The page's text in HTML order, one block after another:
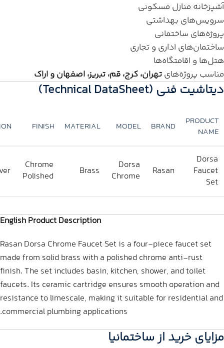
آشپزخانه منازل مسکونی
سرویس‌های بهداشتی
پروژه‌های ساختمانی
ساختمان‌های اداری و تجاری
هتل‌ها و اقامتگاه‌ها
مناسب پروژه‌هایتهران، کرج، قم، تبریز، اصفهان و اراک
دیتاشیت فنی (Technical DataSheet)
PRODUCT
NAME
BRAND
MODEL
MATERIAL
FINISH
Dorsa
Faucet
Set
Rasan
Dorsa
Chrome
Brass
Chrome
Polished
English Product Description
Rasan Dorsa Chrome Faucet Set is a four‑piece faucet set
made from solid brass with a polished chrome anti‑rust
finish. The set includes basin, kitchen, shower, and toilet
faucets. Its ceramic cartridge ensures smooth operation and
resistance to limescale, making it suitable for residential and
commercial plumbing applications.
مزایای خرید از ساختمانیا